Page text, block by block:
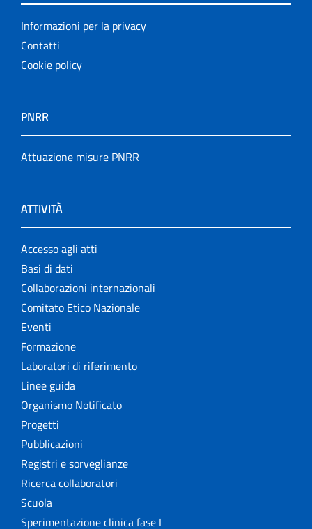
Informazioni per la privacy
Contatti
Cookie policy
PNRR
Attuazione misure PNRR
ATTIVITÀ
Accesso agli atti
Basi di dati
Collaborazioni internazionali
Comitato Etico Nazionale
Eventi
Formazione
Laboratori di riferimento
Linee guida
Organismo Notificato
Progetti
Pubblicazioni
Registri e sorveglianze
Ricerca collaboratori
Scuola
Sperimentazione clinica fase I